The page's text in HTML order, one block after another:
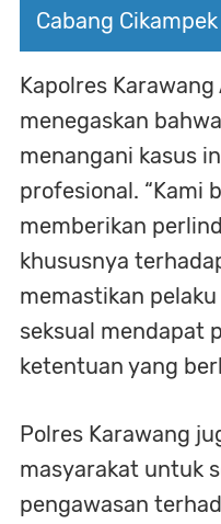
Cabang
Kapolres Karawang
menegaskan
menangani kasus
profesional. “Kami
memberikan
khususnya
memastikan
seksual mendapat
ketentuan yang
Polres Karawang
masyarakat untuk
pengawasan